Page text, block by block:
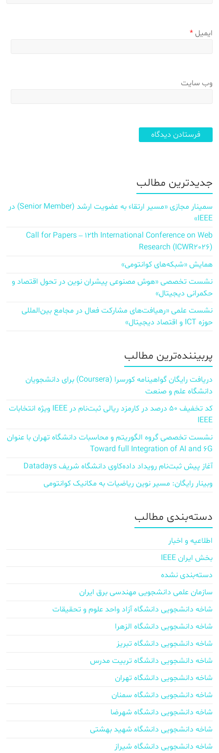
ایمیل*
وب‌ سایت
جدیدترین مطالب
سمینار مجازی «مسیر ارتقاء به عضویت ارشد (Senior Member) در
IEEE»
Call for Papers – 12th International Conference on Web
Research (ICWR2026)
همایش «شبکه‌های کوانتومی»
نشست تخصصی «هوش مصنوعی پیشران نوین در تحول اقتصاد و
حکمرانی دیجیتال»
نشست علمی «رهیافت‌های مشارکت فعال در مجامع بین‌المللی
حوزه ICT و اقتصاد دیجیتال»
پربیننده‌ترین مطالب
دریافت رایگان گواهینامه کورسرا (Coursera) برای دانشجویان
دانشگاه علم و صنعت
کد تخفیف ۵۰ درصد در کارمزد ریالی ثبت‌نام در IEEE ویژه انتخابات
IEEE
نشست تخصصی گروه الگوریتم و محاسبات دانشگاه تهران با عنوان
Toward full Integration of AI and 6G
آغاز پیش‌ ثبت‌نام رویداد داده‌کاوی دانشگاه شریف Datadays
وبینار رایگان: مسیر نوین ریاضیات به مکانیک کوانتومی
دسته‌بندی مطالب
اطلاعیه و اخبار
بخش ایران IEEE
دسته‌بندی نشده
سازمان علمی دانشجویی مهندسی برق ایران
شاخه دانشجویی دانشگاه آزاد واحد علوم و تحقیقات
شاخه دانشجویی دانشگاه الزهرا
شاخه دانشجویی دانشگاه تبریز
شاخه دانشجویی دانشگاه تربیت مدرس
شاخه دانشجویی دانشگاه تهران
شاخه دانشجویی دانشگاه سمنان
شاخه دانشجویی دانشگاه شهرضا
شاخه دانشجویی دانشگاه شهید بهشتی
شاخه دانشجویی دانشگاه شیراز